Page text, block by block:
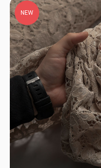
NEW